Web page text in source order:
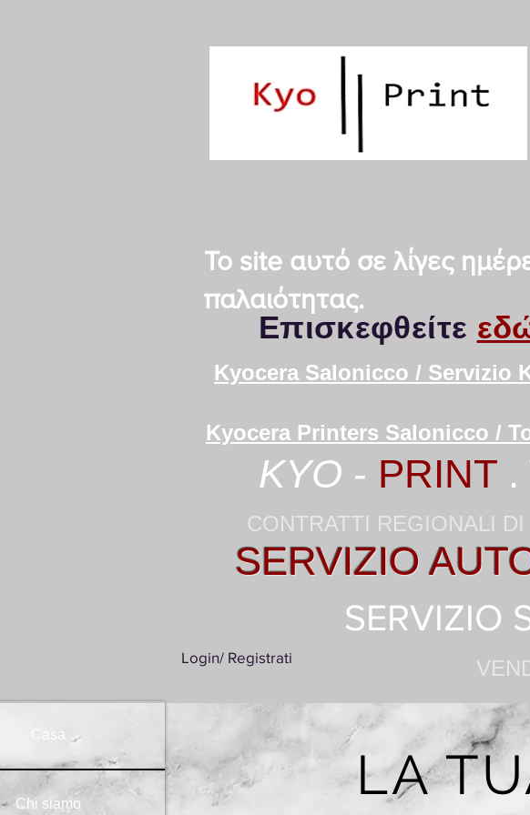
Το site αυτό σε λίγες
παλαιότητας.
Επισκεφθείτε
Kyocera Salonicco / Servizio
Kyocera Printers Salonicco /
KYO - PRINT
CONTRATTI REGIONALI
SERVIZIO
Login/ Registrati
SERVIZIO
LA
Casa
Chi siamo